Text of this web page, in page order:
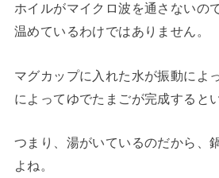
ホイルがマイクロ波を通さないの
温めているわけではありません。
マグカップに入れた水が振動によ
によってゆでたまごが完成すると
つまり、湯がいているのだから、
よね。